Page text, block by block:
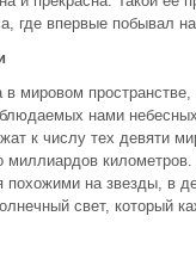
где впервые побывал
мировом
нами
к числу тех девяти
миллиардов
похожими на звезды, в
свет, который